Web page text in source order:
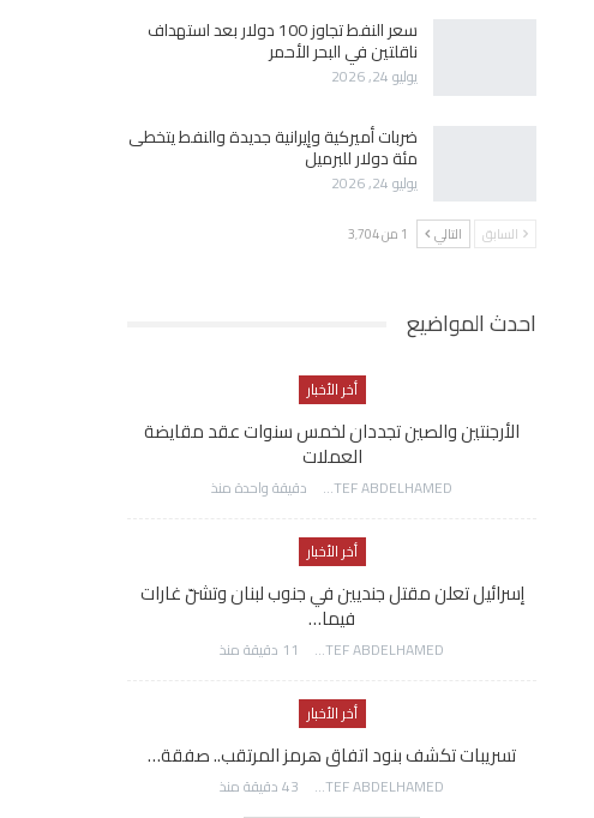
سعر النفط تجاوز 100 دولار بعد استهداف
ناقلتين في البحر الأحمر
يوليو 24, 2026
ضربات أميركية وإيرانية جديدة والنفط يتخطى
مئة دولار للبرميل
يوليو 24, 2026
السابق التالي 1 من 3٬704
احدث المواضيع
أخر الأخبار
الأرجنتين والصين تجددان لخمس سنوات عقد مقايضة
العملات
AWATEF ABDELHAMED دقيقة واحدة منذ
أخر الأخبار
إسرائيل تعلن مقتل جنديين في جنوب لبنان وتشنّ غارات
فيما…
AWATEF ABDELHAMED 11 دقيقة منذ
أخر الأخبار
تسريبات تكشف بنود اتفاق هرمز المرتقب.. صفقة…
AWATEF ABDELHAMED 43 دقيقة منذ